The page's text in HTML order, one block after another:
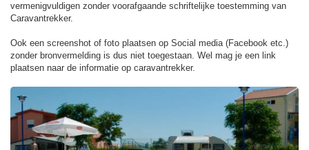
vermenigvuldigen zonder voorafgaande schriftelijke toestemming van
Caravantrekker.
Ook een screenshot of foto plaatsen op Social media (Facebook etc.)
zonder bronvermelding is dus niet toegestaan. Wel mag je een link
plaatsen naar de informatie op caravantrekker.